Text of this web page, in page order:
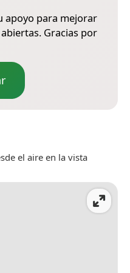
apoyo para mejorar
Gracias por
el aire en la vista